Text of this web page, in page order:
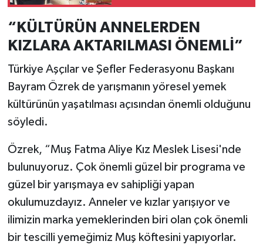
“KÜLTÜRÜN ANNELERDEN
KIZLARA AKTARILMASI ÖNEMLİ”
Türkiye Aşçılar ve Şefler Federasyonu Başkanı
Bayram Özrek de yarışmanın yöresel yemek
kültürünün yaşatılması açısından önemli olduğunu
söyledi.
Özrek, “Muş Fatma Aliye Kız Meslek Lisesi'nde
bulunuyoruz. Çok önemli güzel bir programa ve
güzel bir yarışmaya ev sahipliği yapan
okulumuzdayız. Anneler ve kızlar yarışıyor ve
ilimizin marka yemeklerinden biri olan çok önemli
bir tescilli yemeğimiz Muş köftesini yapıyorlar.